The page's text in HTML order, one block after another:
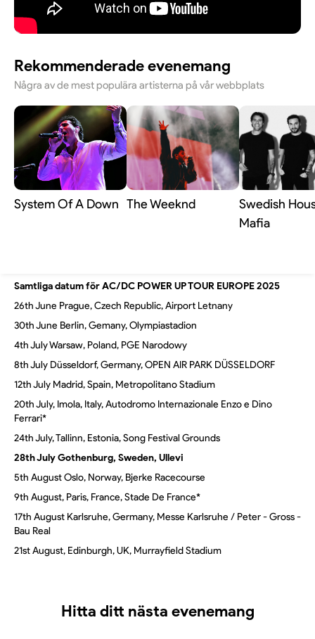
Rekommenderade evenemang
Några av de mest populära artisterna på vår webbplats
System Of A Down The Weeknd
Swedish
Mafia
Samtliga datum för AC/DC POWER UP TOUR EUROPE 2025
26th June Prague, Czech Republic, Airport Letnany
30th June Berlin, Gemany, Olympiastadion
4th July Warsaw, Poland, PGE Narodowy
8th July Düsseldorf, Germany, OPEN AIR PARK DÜSSELDORF
12th July Madrid, Spain, Metropolitano Stadium
20th July, Imola, Italy, Autodromo Internazionale Enzo e Dino
Ferrari*
24th July, Tallinn, Estonia, Song Festival Grounds
28th July Gothenburg, Sweden, Ullevi
5th August Oslo, Norway, Bjerke Racecourse
9th August, Paris, France, Stade De France*
17th August Karlsruhe, Germany, Messe Karlsruhe / Peter - Gross -
Bau Real
21st August, Edinburgh, UK, Murrayfield Stadium
Hitta ditt nästa evenemang